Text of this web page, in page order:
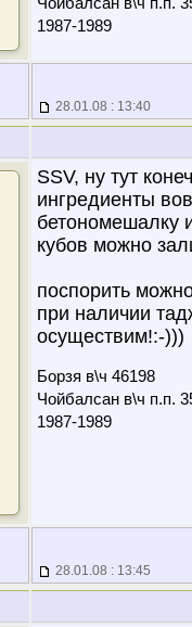
1987-1989
28.01.08 : 13:40
SSV, ну тут
ингредиенты
бетономешалку
кубов можно
поспорить
при наличии
осуществим!:-)))
Борзя в\ч 46198
Чойбалсан в\ч п.п.
1987-1989
28.01.08 : 13:45